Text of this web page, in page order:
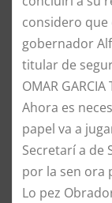
considero que
gobernador
titular de
OMAR
Ahora es
papel va a
Secretarí a de
por la sen ora
Lo pez